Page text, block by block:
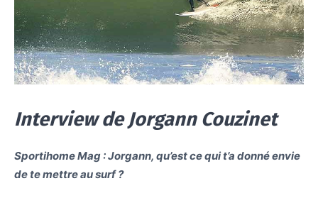
Interview de Jorgann Couzinet
Sportihome Mag : Jorgann, qu’est ce qui t’a donné envie
de te mettre au surf ?